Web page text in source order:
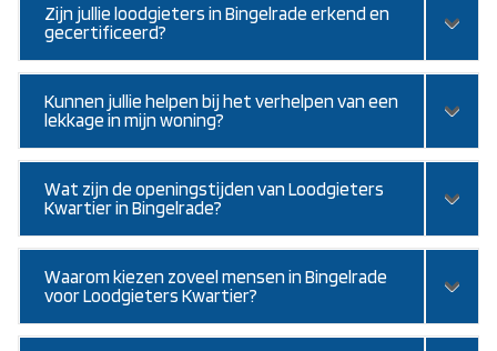
Zijn jullie loodgieters in Bingelrade erkend en
gecertificeerd?
Kunnen jullie helpen bij het verhelpen van een
lekkage in mijn woning?
Wat zijn de openingstijden van Loodgieters
Kwartier in Bingelrade?
Waarom kiezen zoveel mensen in Bingelrade
voor Loodgieters Kwartier?